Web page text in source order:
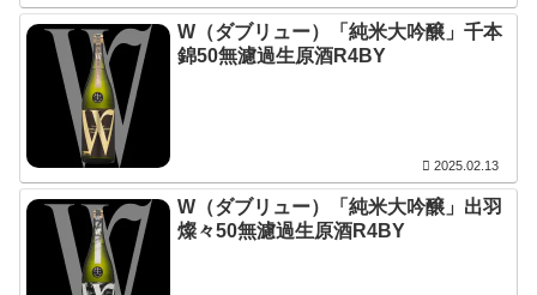
W（ダブリュー）「純米大吟醸」千本
錦50無濾過生原酒R4BY
2025.02.13
W（ダブリュー）「純米大吟醸」出羽
燦々50無濾過生原酒R4BY